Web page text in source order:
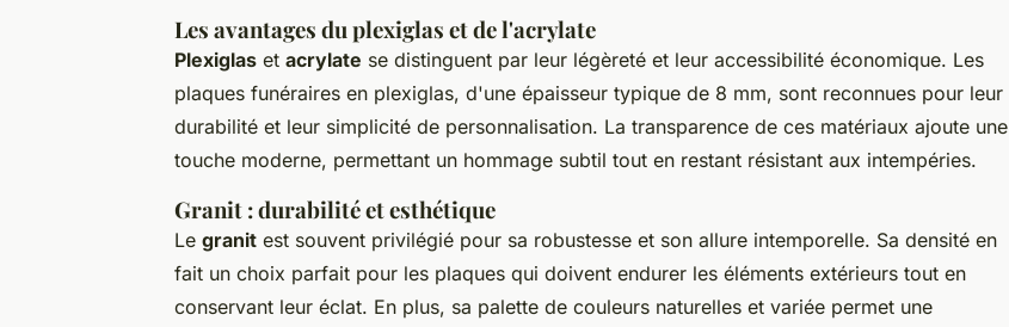
Les avantages du plexiglas et de l'acrylate
Plexiglas et acrylate se distinguent par leur légèreté et leur accessibilité économique. Les
plaques funéraires en plexiglas, d'une épaisseur typique de 8 mm, sont reconnues pour leur
durabilité et leur simplicité de personnalisation. La transparence de ces matériaux ajoute une
touche moderne, permettant un hommage subtil tout en restant résistant aux intempéries.
Granit : durabilité et esthétique
Le granit est souvent privilégié pour sa robustesse et son allure intemporelle. Sa densité en
fait un choix parfait pour les plaques qui doivent endurer les éléments extérieurs tout en
conservant leur éclat. En plus, sa palette de couleurs naturelles et variée permet une